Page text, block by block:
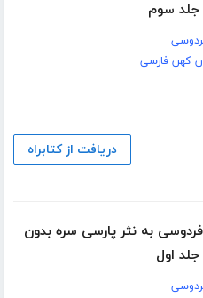
- جلد سوم
کهن فارسی
دریافت از کتابراه
به نثر پارسی سره بدون
جلد اول